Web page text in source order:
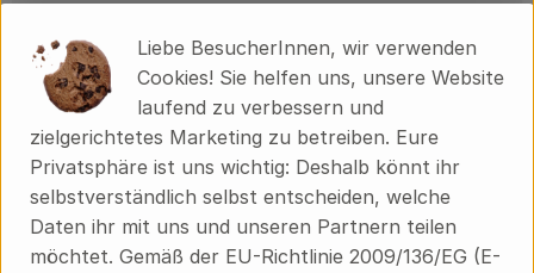
Produktdatenblatt
Herkunft
Hersteller: Ökodorf Brodowin
Liebe BesucherInnen, wir verwenden
Cookies! Sie helfen uns, unsere Website
laufend zu verbessern und
zielgerichtetes Marketing zu betreiben. Eure
Privatsphäre ist uns wichtig: Deshalb könnt ihr
selbstverständlich selbst entscheiden, welche
Daten ihr mit uns und unseren Partnern teilen
möchtet. Gemäß der EU-Richtlinie 2009/136/EG (E-